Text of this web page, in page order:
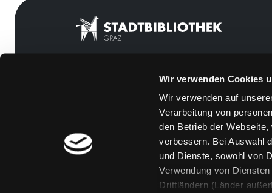
Wir verwenden Cookies
Wir verwenden auf
Verarbeitung von
den Betrieb der
verbessern. Bei Auswahl
und Dienste, sowohl von
Verwendung von
Drittländern (Länder
[kju:b]
Feedback
Kontakt
Über uns
Jobs
Medienwunsch
FAQs